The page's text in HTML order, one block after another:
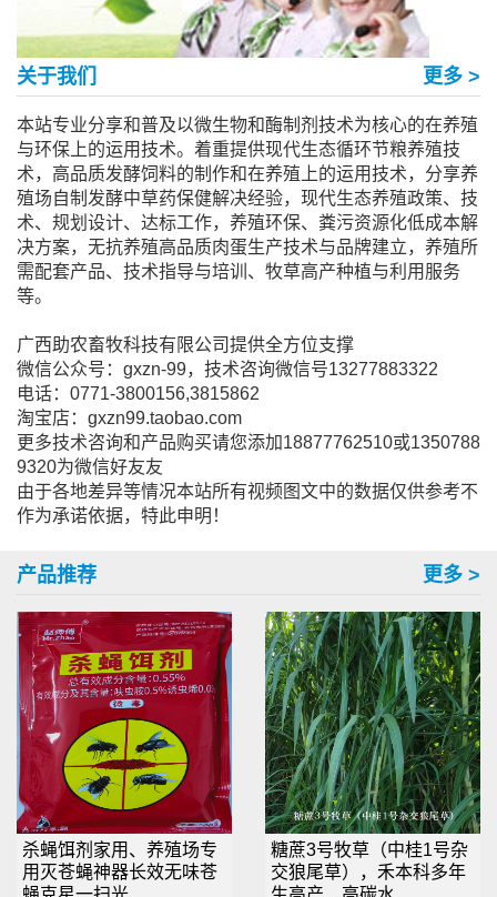
关于我们 更多 >
本站专业分享和普及以微生物和酶制剂技术为核心的在养殖
与环保上的运用技术。着重提供现代生态循环节粮养殖技
术，高品质发酵饲料的制作和在养殖上的运用技术，分享养
殖场自制发酵中草药保健解决经验，现代生态养殖政策、技
术、规划设计、达标工作，养殖环保、粪污资源化低成本解
决方案，无抗养殖高品质肉蛋生产技术与品牌建立，养殖所
需配套产品、技术指导与培训、牧草高产种植与利用服务
等。
广西助农畜牧科技有限公司提供全方位支撑
微信公众号：gxzn-99，技术咨询微信号13277883322
电话：0771-3800156,3815862
淘宝店：gxzn99.taobao.com
更多技术咨询和产品购买请您添加18877762510或1350788
9320为微信好友友
由于各地差异等情况本站所有视频图文中的数据仅供参考不
作为承诺依据，特此申明！
产品推荐 更多 >
杀蝇饵剂家用、养殖场专
用灭苍蝇神器长效无味苍
糖蔗3号牧草（中桂1号杂
交狼尾草），禾本科多年